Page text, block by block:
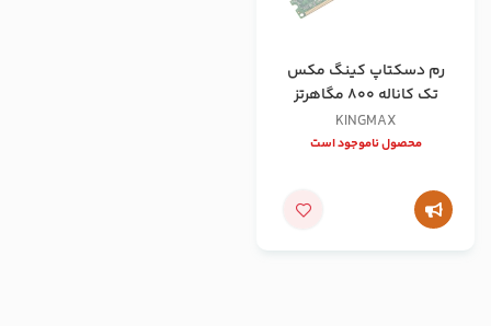
رم دسکتاپ کینگ مکس
تک کاناله 800 مگاهرتز
ظرفیت 2 گیگابایتKINGMAX
محصول ناموجود است